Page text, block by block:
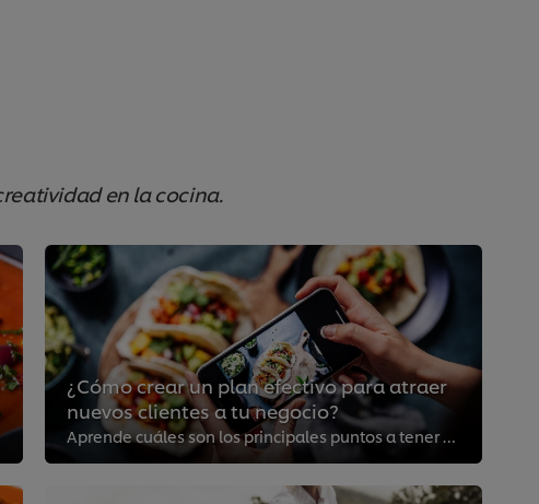
en la cocina.
¿Cómo crear un plan efectivo para atraer
nuevos clientes a tu negocio?
Aprende cuáles son los principales puntos a tener en cuenta y potencia el número de clientes en tu negocio gastronómico.